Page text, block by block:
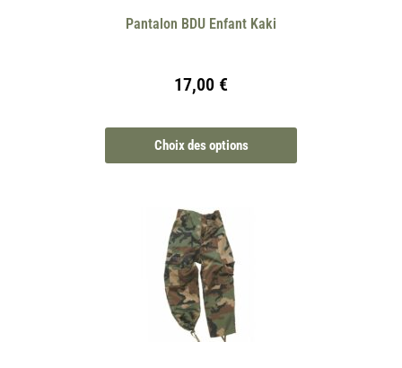
Pantalon BDU Enfant Kaki
17,00 €
Choix des options